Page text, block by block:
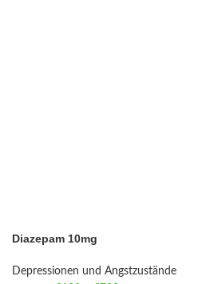
Diazepam 10mg
Depressionen und Angstzustände